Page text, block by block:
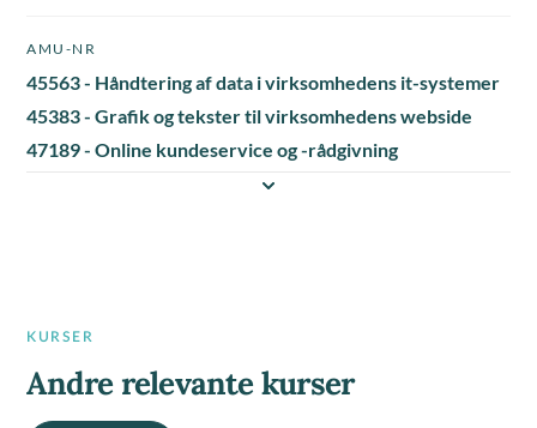
AMU-NR
45563 - Håndtering af data i virksomhedens it-systemer
45383 - Grafik og tekster til virksomhedens webside
47189 - Online kundeservice og -rådgivning
KURSER
Andre relevante kurser